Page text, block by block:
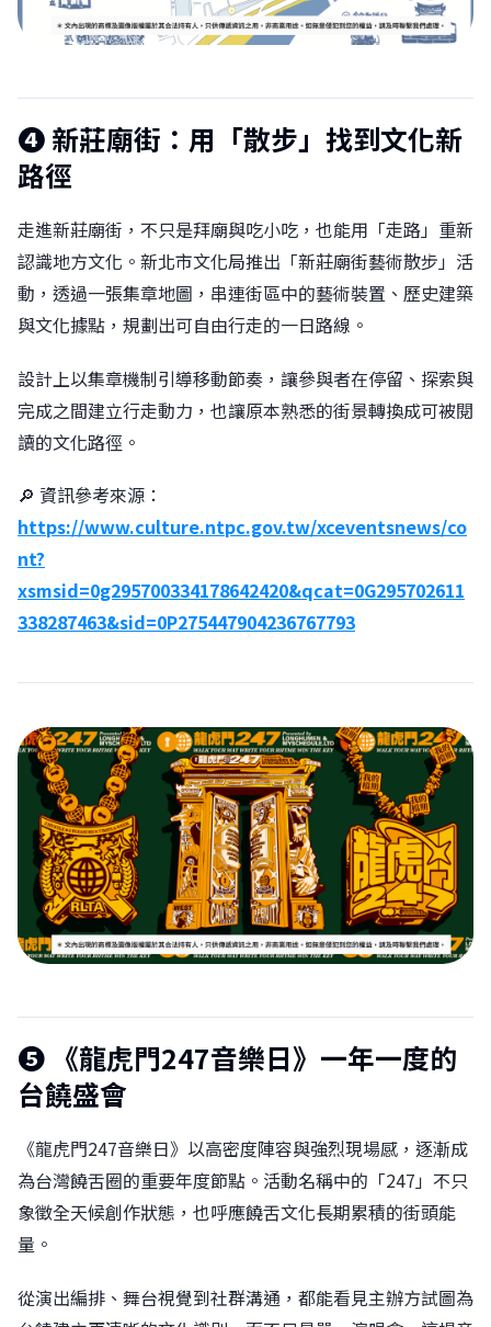
❹新莊廟街：用「散步」找到文化新
路徑
走進新莊廟街，不只是拜廟與吃小吃，也能用「走路」重新
認識地方文化。新北市文化局推出「新莊廟街藝術散步」活
動，透過一張集章地圖，串連街區中的藝術裝置、歷史建築
與文化據點，規劃出可自由行走的一日路線。
設計上以集章機制引導移動節奏，讓參與者在停留、探索與
完成之間建立行走動力，也讓原本熟悉的街景轉換成可被閱
讀的文化路徑。
🔎 資訊參考來源：
https://www.culture.ntpc.gov.tw/xceventsnews/co
nt?
xsmsid=0g295700334178642420&qcat=0G295702611
338287463&sid=0P275447904236767793
❺ 《龍虎門247音樂日》一年一度的
台饒盛會
《龍虎門247音樂日》以高密度陣容與強烈現場感，逐漸成
為台灣饒舌圈的重要年度節點。活動名稱中的「247」不只
象徵全天候創作狀態，也呼應饒舌文化長期累積的街頭能
量。
從演出編排、舞台視覺到社群溝通，都能看見主辦方試圖為